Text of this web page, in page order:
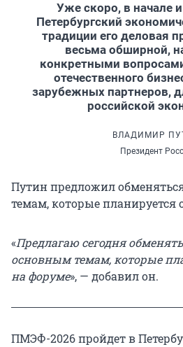
Уже скоро, в начале
Петербургский
традиции его деловая
весьма обширной,
конкретными
отечественного
зарубежных партнеров,
российской
ВЛАДИМИР
Президент
Путин предложил
темам, которые
«Предлагаю сегодня
основным темам, которые
на форуме», — добавил он.
ПМЭФ-2026 пройдет в